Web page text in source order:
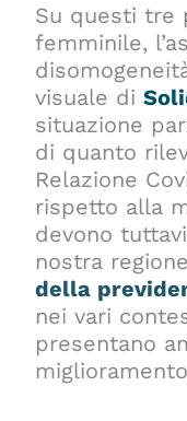
Su questi tre
femminile,
visuale di
situazione
di quanto
Relazione
rispetto alla
devono
nostra
della
nei vari
presentano